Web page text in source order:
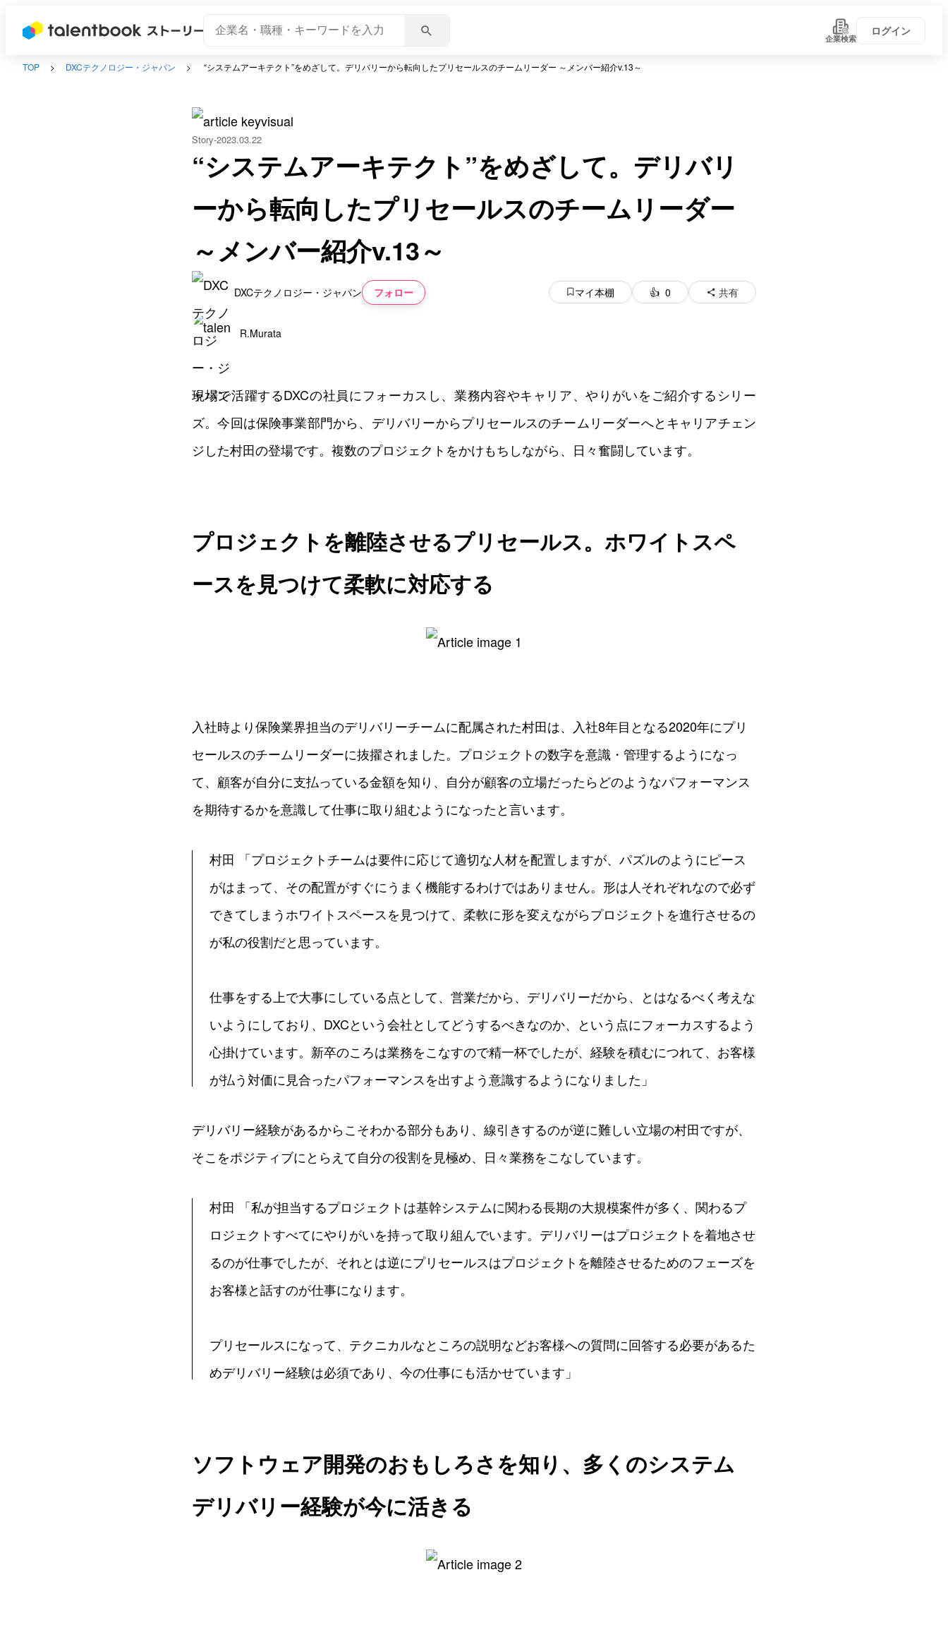
企業検索
ログイン
TOP DXCテクノロジー・ジャパン “システムアーキテクト”をめざして。デリバリーから転向したプリセールスのチームリーダー ～メンバー紹介v.13～
Story 2023.03.22
“システムアーキテクト”をめざして。デリバリ
ーから転向したプリセールスのチームリーダー
～メンバー紹介v.13～
DXCテクノロジー・ジャパン フォロー マイ本棚 0 共有
R.Murata
現場で活躍するDXCの社員にフォーカスし、業務内容やキャリア、やりがいをご紹介するシリー
ズ。今回は保険事業部門から、デリバリーからプリセールスのチームリーダーへとキャリアチェン
ジした村田の登場です。複数のプロジェクトをかけもちしながら、日々奮闘しています。
プロジェクトを離陸させるプリセールス。ホワイトスペ
ースを見つけて柔軟に対応する
入社時より保険業界担当のデリバリーチームに配属された村田は、入社8年目となる2020年にプリ
セールスのチームリーダーに抜擢されました。プロジェクトの数字を意識・管理するようになっ
て、顧客が自分に支払っている金額を知り、自分が顧客の立場だったらどのようなパフォーマンス
を期待するかを意識して仕事に取り組むようになったと言います。
村田 「プロジェクトチームは要件に応じて適切な人材を配置しますが、パズルのようにピース
がはまって、その配置がすぐにうまく機能するわけではありません。形は人それぞれなので必ず
できてしまうホワイトスペースを見つけて、柔軟に形を変えながらプロジェクトを進行させるの
が私の役割だと思っています。
仕事をする上で大事にしている点として、営業だから、デリバリーだから、とはなるべく考えな
いようにしており、DXCという会社としてどうするべきなのか、という点にフォーカスするよう
心掛けています。新卒のころは業務をこなすので精一杯でしたが、経験を積むにつれて、お客様
が払う対価に見合ったパフォーマンスを出すよう意識するようになりました」
デリバリー経験があるからこそわかる部分もあり、線引きするのが逆に難しい立場の村田ですが、
そこをポジティブにとらえて自分の役割を見極め、日々業務をこなしています。
村田 「私が担当するプロジェクトは基幹システムに関わる長期の大規模案件が多く、関わるプ
ロジェクトすべてにやりがいを持って取り組んでいます。デリバリーはプロジェクトを着地させ
るのが仕事でしたが、それとは逆にプリセールスはプロジェクトを離陸させるためのフェーズを
お客様と話すのが仕事になります。
プリセールスになって、テクニカルなところの説明などお客様への質問に回答する必要があるた
めデリバリー経験は必須であり、今の仕事にも活かせています」
ソフトウェア開発のおもしろさを知り、多くのシステム
デリバリー経験が今に活きる